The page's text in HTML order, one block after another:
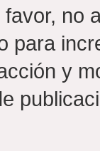
no
para
y